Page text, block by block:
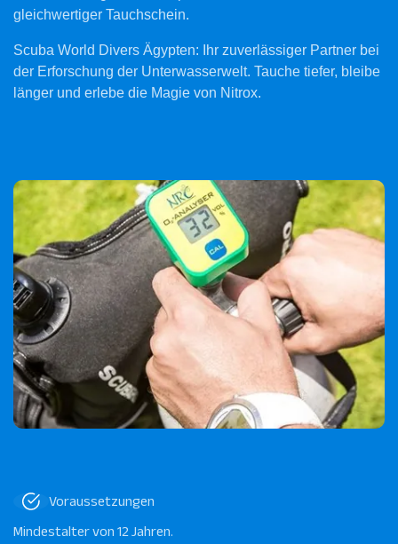
gleichwertiger Tauchschein.
Scuba World Divers Ägypten: Ihr zuverlässiger Partner bei
der Erforschung der Unterwasserwelt. Tauche tiefer, bleibe
länger und erlebe die Magie von Nitrox.
Voraussetzungen
Mindestalter von 12 Jahren.